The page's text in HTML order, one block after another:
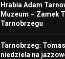
Hrabia Adam
Muzeum – Zamek
Tarnobrzegu
Tarnobrzeg:
niedziela na